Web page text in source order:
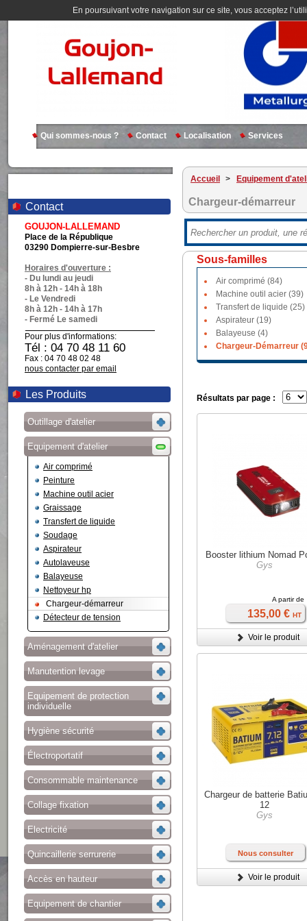
En poursuivant votre navigation sur ce site, vous acceptez
Qui sommes-nous ? Contact Localisation Services
Contact
GOUJON-LALLEMAND
Place de la République
03290 Dompierre-sur-Besbre
Horaires d'ouverture :
- Du lundi au jeudi
8h à 12h - 14h à 18h
- Le Vendredi
8h à 12h - 14h à 17h
- Fermé Le samedi
Pour plus d'informations:
Tél : 04 70 48 11 60
Fax : 04 70 48 02 48
nous contacter par email
Les Produits
Outillage d'atelier
Equipement d'atelier
Air comprimé
Peinture
Machine outil acier
Graissage
Transfert de liquide
Soudage
Aspirateur
Autolaveuse
Balayeuse
Nettoyeur hp
Chargeur-démarreur
Détecteur de tension
Aménagement d'atelier
Manutention levage
Equipement de protection
individuelle
Hygiène sécurité
Électroportatif
Consommable maintenance
Collage fixation
Electricité
Quincaillerie serrurerie
Accès en hauteur
Equipement de chantier
Accueil > Equipement
Chargeur-démarreur
Sous-familles
Air comprimé (84)
Machine outil acier (39)
Transfert de liquide (25)
Aspirateur (19)
Balayeuse (4)
Chargeur-Démarreur
Résultats par page :
Booster lithium Nomad
Gys
A partir de
135,00 € HT
Voir le produit
Chargeur de batterie
12
Gys
Nous consulter
Voir le produit